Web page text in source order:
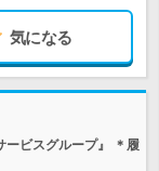
気になる
ービスグループ』 ＊履